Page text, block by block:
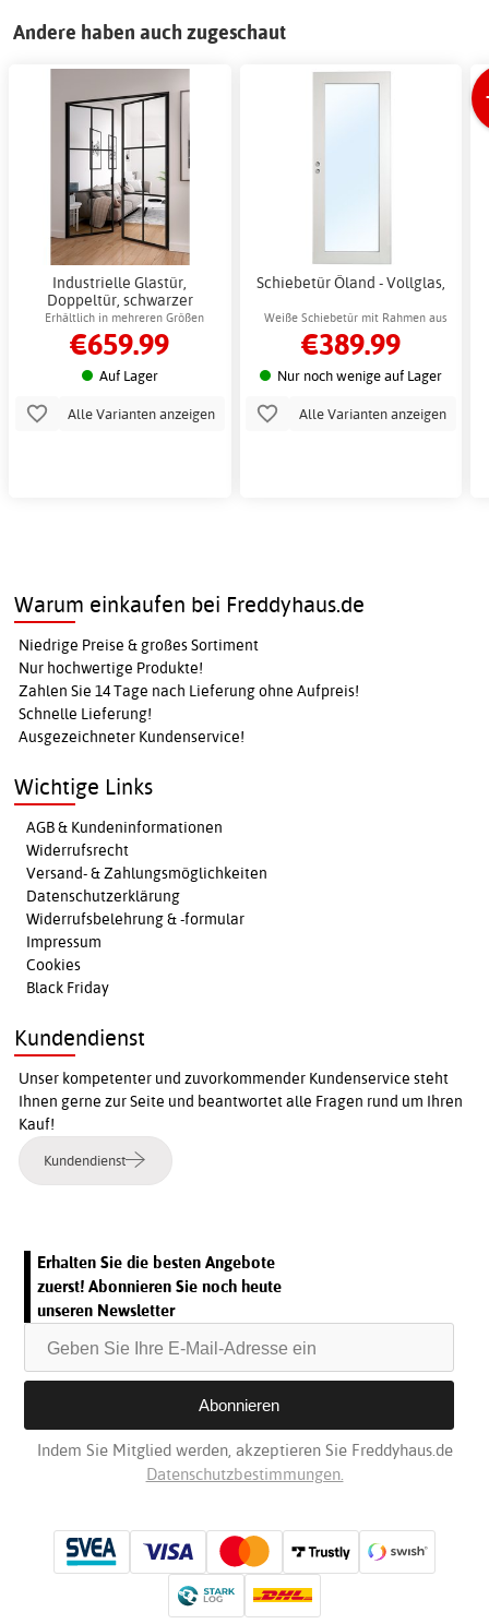
Andere haben auch zugeschaut
Industrielle Glastür,
Doppeltür, schwarzer
Rahmen
Erhältlich in mehreren Größen
€659.99
Auf Lager
Alle Varianten anzeigen
Schiebetür Öland - Vollglas,
Weiße Schiebetür mit Rahmen aus
Kiefernholz
€389.99
Nur noch wenige auf Lager
Alle Varianten anzeigen
Warum einkaufen bei Freddyhaus.de
Niedrige Preise & großes Sortiment
Nur hochwertige Produkte!
Zahlen Sie 14 Tage nach Lieferung ohne Aufpreis!
Schnelle Lieferung!
Ausgezeichneter Kundenservice!
Wichtige Links
AGB & Kundeninformationen
Widerrufsrecht
Versand- & Zahlungsmöglichkeiten
Datenschutzerklärung
Widerrufsbelehrung & -formular
Impressum
Cookies
Black Friday
Kundendienst
Unser kompetenter und zuvorkommender Kundenservice steht
Ihnen gerne zur Seite und beantwortet alle Fragen rund um Ihren
Kauf!
Kundendienst
Erhalten Sie die besten Angebote
zuerst! Abonnieren Sie noch heute
unseren Newsletter
Indem Sie Mitglied werden, akzeptieren Sie Freddyhaus.de
Datenschutzbestimmungen.